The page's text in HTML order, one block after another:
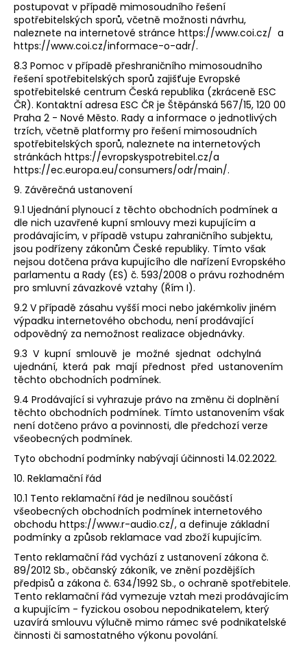
postupovat v případě mimosoudního řešení
spotřebitelských sporů, včetně možnosti návrhu,
naleznete na internetové stránce ​https://www.coi.cz/​ a
https://www.coi.cz/informace-o-adr/​.
8.3 Pomoc v případě přeshraničního mimosoudního
řešení spotřebitelských sporů zajišťuje Evropské
spotřebitelské centrum Česká republika (zkráceně ESC
ČR). Kontaktní adresa ESC ČR je Štěpánská 567/15, 120 00
Praha 2 - Nové Město. Rady a informace o jednotlivých
trzích, včetně platformy pro řešení mimosoudních
spotřebitelských sporů, naleznete na internetových
stránkách https://evropskyspotrebitel.cz/​a​
https://ec.europa.eu/consumers/odr/main/​.
9. Závěrečná ustanovení
9.1 Ujednání plynoucí z těchto obchodních podmínek a
dle nich uzavřené kupní smlouvy mezi kupujícím a
prodávajícím, v případě vstupu zahraničního subjektu,
jsou podřízeny zákonům České republiky. Tímto však
nejsou dotčena práva kupujícího dle nařízení Evropského
parlamentu a Rady (ES) č. 593/2008 o právu rozhodném
pro smluvní závazkové vztahy (Řím I).
9.2 V případě zásahu vyšší moci nebo jakémkoliv jiném
výpadku internetového obchodu, není prodávající
odpovědný za nemožnost realizace objednávky.
9.3 V kupní smlouvě je možné sjednat odchylná
ujednání, která pak mají přednost před ustanovením
těchto obchodních podmínek.
9.4 Prodávající si vyhrazuje právo na změnu či doplnění
těchto obchodních podmínek. Tímto ustanovením však
není dotčeno právo a povinnosti, dle předchozí verze
všeobecných podmínek.
Tyto obchodní podmínky nabývají účinnosti 14.02.2022.
10. Reklamační řád
10.1 Tento reklamační řád je nedílnou součástí
všeobecných obchodních podmínek internetového
obchodu ​https://www.r-audio.cz/​, a definuje základní
podmínky a způsob reklamace vad zboží kupujícím.
Tento reklamační řád vychází z ustanovení zákona č.
89/2012 Sb., občanský zákoník, ve znění pozdějších
předpisů a zákona č. 634/1992 Sb., o ochraně spotřebitele.
Tento reklamační řád vymezuje vztah mezi prodávajícím
a kupujícím - fyzickou osobou nepodnikatelem, který
uzavírá smlouvu výlučně mimo rámec své podnikatelské
činnosti či samostatného výkonu povolání.